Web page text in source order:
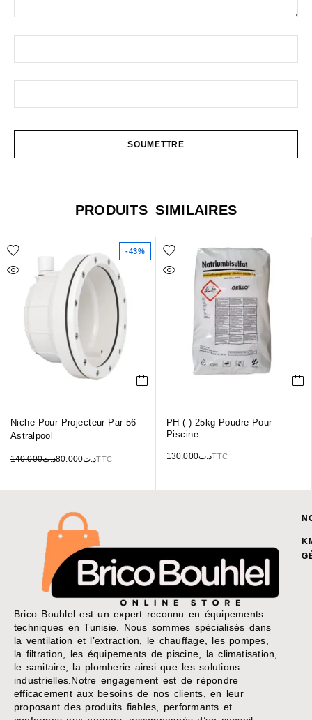
PRODUITS SIMILAIRES
-43%
Niche Pour Projecteur Par 56
Astralpool
د.ت140.000 د.ت80.000 TTC
PH (-) 25kg Poudre Pour
Piscine
د.ت130.000 TTC
Brico Bouhlel est un expert reconnu en équipements
techniques en Tunisie. Nous sommes spécialisés dans
la ventilation et l’extraction, le chauffage, les pompes,
la filtration, les équipements de piscine, la climatisation,
le sanitaire, la plomberie ainsi que les solutions
industrielles.Notre engagement est de répondre
efficacement aux besoins de nos clients, en leur
proposant des produits fiables, performants et